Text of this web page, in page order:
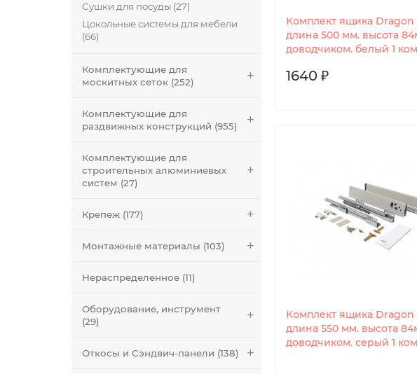
Сушки для посуды (27)
Цокольные системы для мебели
(66)
Комплектующие для
москитных сеток (252)
Комплектующие для
раздвижных конструкций (955)
Комплектующие для
строительных алюминиевых
систем (27)
Крепеж (177)
Монтажные материалы (103)
Нераспределенное (11)
Оборудование, инструмент
(29)
Откосы и Сэндвич-панели (138)
Комплект ящика Dragon
длина 500 мм. высота
доводчиком. белый 1
1640 ₽
Комплект ящика Dragon
длина 550 мм. высота
доводчиком. серый 1